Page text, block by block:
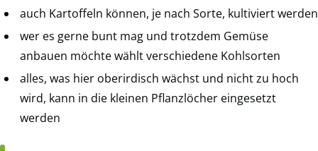
auch Kartoffeln können, je nach Sorte, kultiviert werden
wer es gerne bunt mag und trotzdem Gemüse
anbauen möchte wählt verschiedene Kohlsorten
alles, was hier oberirdisch wächst und nicht zu hoch
wird, kann in die kleinen Pflanzlöcher eingesetzt
werden